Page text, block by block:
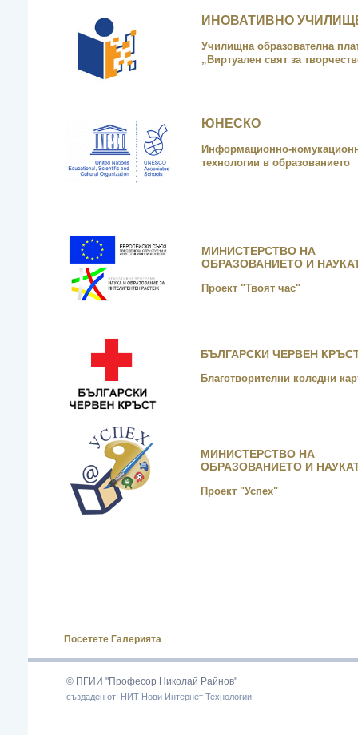
ИНОВАТИВНО
Училищна образователна
„Виртуален свят за
ЮНЕСКО
Информационно-
технологии в образованието
МИНИСТЕРСТВО НА
ОБРАЗОВАНИЕТО И
Проект "Твоят час"
БЪЛГАРСКИ ЧЕРВЕН
Благотворителни коледни
МИНИСТЕРСТВО НА
ОБРАЗОВАНИЕТО И
Проект "Успех"
Посетете Галерията
© ПГИИ "Професор Николай Райнов"
създаден от: НИТ Нови Интернет Технологии